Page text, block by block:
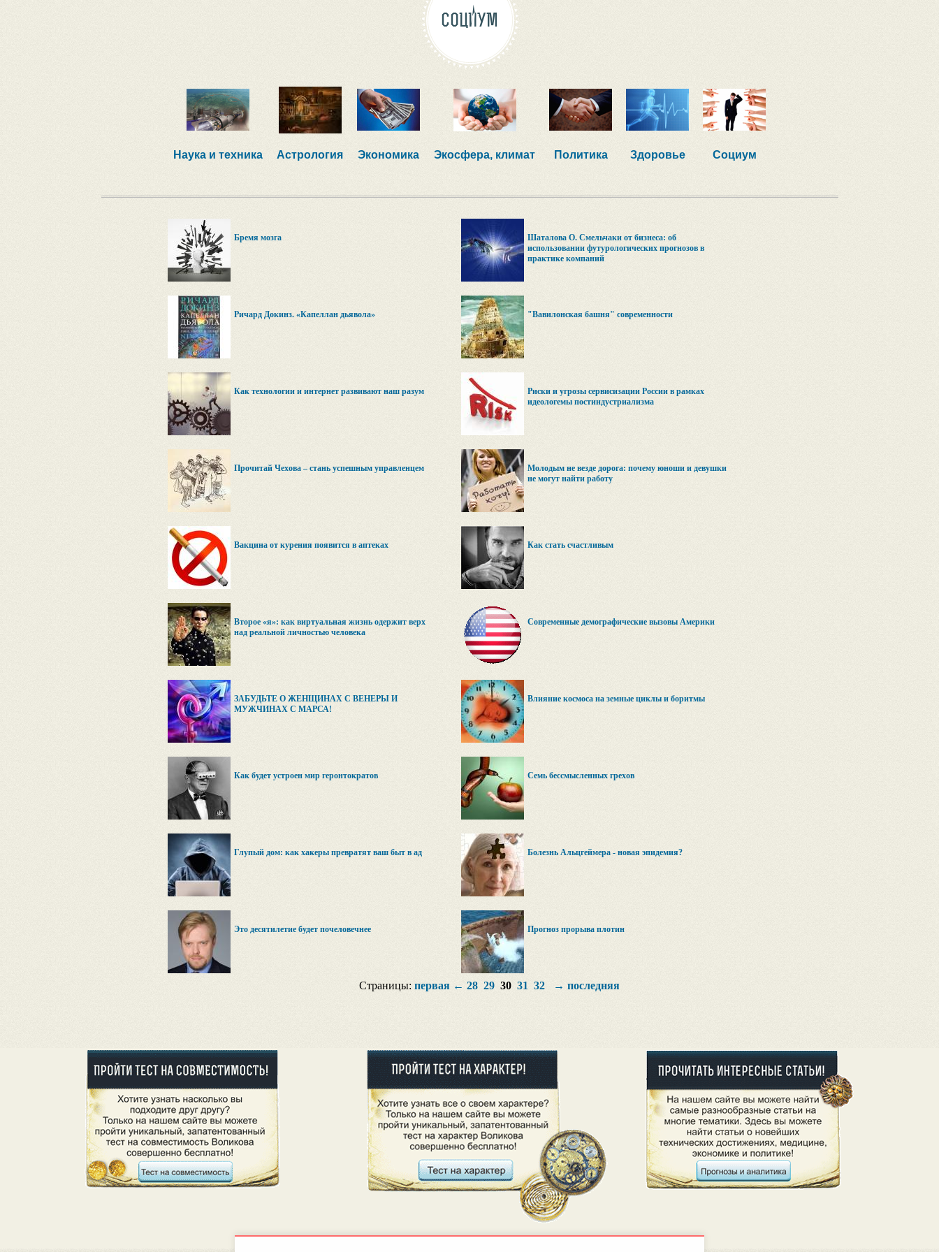
СОЦИУМ
Наука и техника Астрология Экономика Экосфера, климат Политика Здоровье Социум
Бремя мозга
Шаталова О. Смельчаки от бизнеса: об
использовании футурологических прогнозов в
практике компаний
Ричард Докинз. «Капеллан дьявола» "Вавилонская башня" современности
Как технологии и интернет развивают наш разум
Риски и угрозы сервисизации России в рамках
идеологемы постиндустриализма
Прочитай Чехова – стань успешным управленцем
Молодым не везде дорога: почему юноши и девушки
не могут найти работу
Вакцина от курения появится в аптеках Как стать счастливым
Второе «я»: как виртуальная жизнь одержит верх
над реальной личностью человека
Современные демографические вызовы Америки
ЗАБУДЬТЕ О ЖЕНЩИНАХ С ВЕНЕРЫ И
МУЖЧИНАХ С МАРСА!
Влияние космоса на земные циклы и боритмы
Как будет устроен мир геронтократов Семь бессмысленных грехов
Глупый дом: как хакеры превратят ваш быт в ад Болезнь Альцгеймера - новая эпидемия?
Это десятилетие будет почеловечнее Прогноз прорыва плотин
Страницы: первая← 28 29 30 31 32 → последняя